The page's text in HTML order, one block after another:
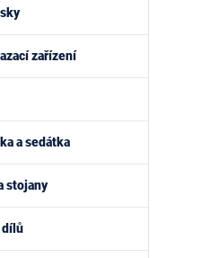
zařízení
a sedátka
stojany
dílů